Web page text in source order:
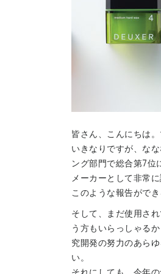
皆さん、こんにちは
いきなりですが、な
ング部門で総合第7位
メーカーとして非常
このような報告ができ
そして、まだ使用さ
う方もいらっしゃる
究開発の努力のあら
い。